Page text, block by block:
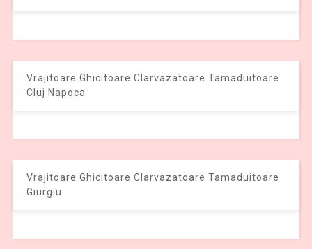
Vrajitoare Ghicitoare Clarvazatoare Tamaduitoare
Cluj Napoca
Vrajitoare Ghicitoare Clarvazatoare Tamaduitoare
Giurgiu